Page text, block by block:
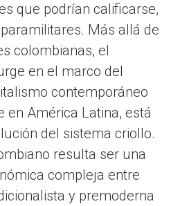
que podrían calificarse,
Más allá de
colombianas, el
en el marco del
contemporáneo
en América Latina, está
del sistema criollo.
resulta ser una
compleja entre
y premoderna